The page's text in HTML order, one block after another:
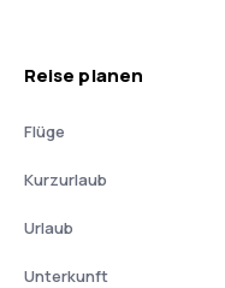
Reise planen
Flüge
Kurzurlaub
Urlaub
Unterkunft